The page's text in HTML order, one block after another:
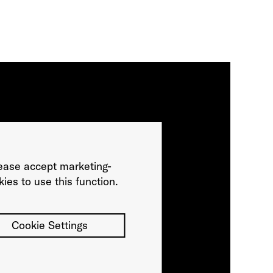
accept marketing-
to use this function.
Cookie Settings